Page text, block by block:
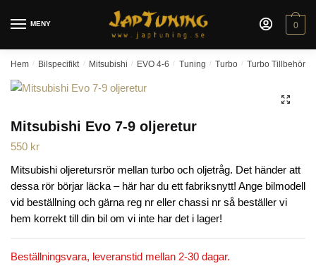
MENY 0
Hem / Bilspecifikt / Mitsubishi / EVO 4-6 / Tuning / Turbo / Turbo Tillbehör
🔍
Mitsubishi Evo 7-9 oljeretur
550 kr
Mitsubishi oljeretursrör mellan turbo och oljetråg. Det händer att
dessa rör börjar läcka – här har du ett fabriksnytt! Ange bilmodell
vid beställning och gärna reg nr eller chassi nr så beställer vi
hem korrekt till din bil om vi inte har det i lager!
Beställningsvara, leveranstid mellan 2-30 dagar.